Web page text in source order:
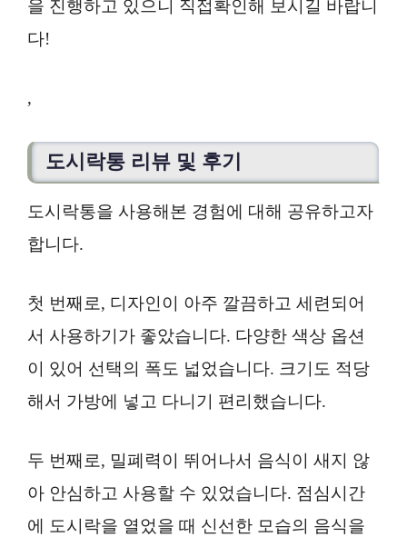
을 진행하고 있으니 직접확인해 보시길 바랍니
다!
,
도시락통 리뷰 및 후기
도시락통을 사용해본 경험에 대해 공유하고자
합니다.
첫 번째로, 디자인이 아주 깔끔하고 세련되어
서 사용하기가 좋았습니다. 다양한 색상 옵션
이 있어 선택의 폭도 넓었습니다. 크기도 적당
해서 가방에 넣고 다니기 편리했습니다.
두 번째로, 밀폐력이 뛰어나서 음식이 새지 않
아 안심하고 사용할 수 있었습니다. 점심시간
에 도시락을 열었을 때 신선한 모습의 음식을